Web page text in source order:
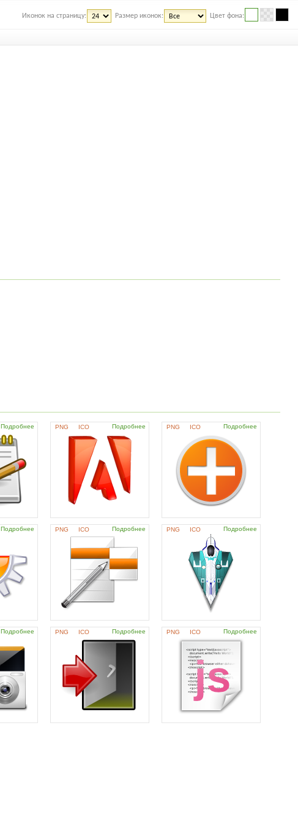
Иконок на страницу: Размер иконок: Цвет фона:
Подробнее PNG ICO Подробнее PNG ICO Подробнее
Подробнее PNG ICO Подробнее PNG ICO Подробнее
Подробнее PNG ICO Подробнее PNG ICO Подробнее